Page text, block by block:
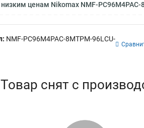
низким ценам Nikomax NMF-PC96M4PAC-
NMF-PC96M4PAC-8MTPM-96LCU-
Товар снят с